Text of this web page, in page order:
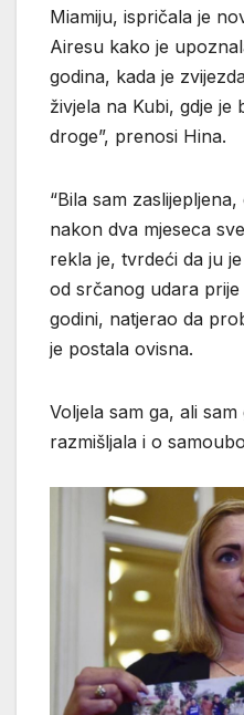
Miamiju, ispričala je
Airesu kako je
godina, kada je
živjela na Kubi, gdje je
droge”, prenosi Hina.
“Bila sam
nakon dva mjeseca
rekla je, tvrdeći da ju
od srčanog udara
godini, natjerao da
je postala ovisna.
Voljela sam ga, ali
razmišljala i o